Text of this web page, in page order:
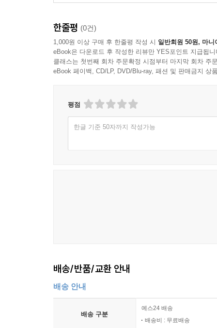
Transitional Words and Topic Sentences
Transitional Sentences and Topic Sentences
Topic Sentences, Transitions, and Major Details
Transitions Linking Paragraphs
Rounding Up the Keys
Vocabulary Check-Out
Rounding Up the Keys
Test 1: Reviewing the Key Points
Test 2: Patterns and Topic Sentences
Test 3: Recognizing Patterns of Organization
한줄평 (0건)
1,000원 이상 구매 후 한줄평 작성 시 일반회원 50원, 마니
eBook은 다운로드 후 작성한 리뷰만 YES포인트 지급됩니
클래스는 첫번째 회차 주문확정 시점부터 마지막 회차 주
eBook 페이백, CD/LP, DVD/Blu-ray, 패션 및 판매금지 상
평점
한글 기준 50자까지 작성가능
배송/반품/교환 안내
배송 안내
배송 구분
예스24 배송
배송비 : 무료배송